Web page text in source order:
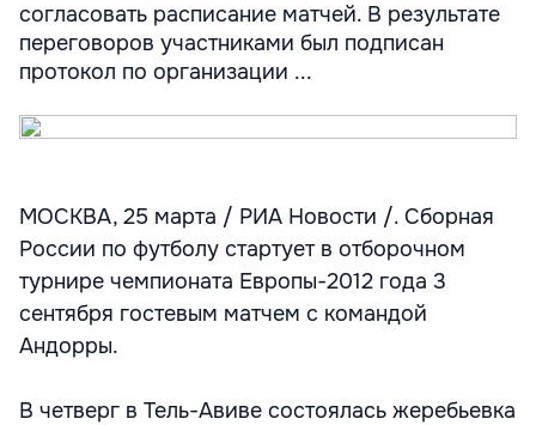
согласовать расписание матчей. В результате
переговоров участниками был подписан
протокол по организации ...
МОСКВА, 25 марта / РИА Новости /. Сборная
России по футболу стартует в отборочном
турнире чемпионата Европы-2012 года 3
сентября гостевым матчем с командой
Андорры.
В четверг в Тель-Авиве состоялась жеребьевка